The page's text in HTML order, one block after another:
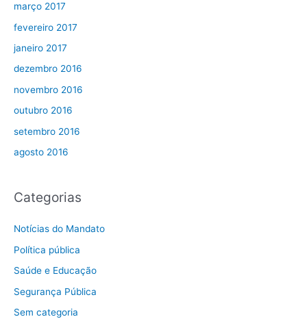
março 2017
fevereiro 2017
janeiro 2017
dezembro 2016
novembro 2016
outubro 2016
setembro 2016
agosto 2016
Categorias
Notícias do Mandato
Política pública
Saúde e Educação
Segurança Pública
Sem categoria